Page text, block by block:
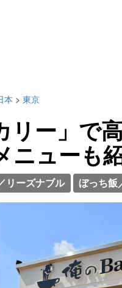
本 > 東京
リー」で
ニューも
リーズナブル ぼっち飯